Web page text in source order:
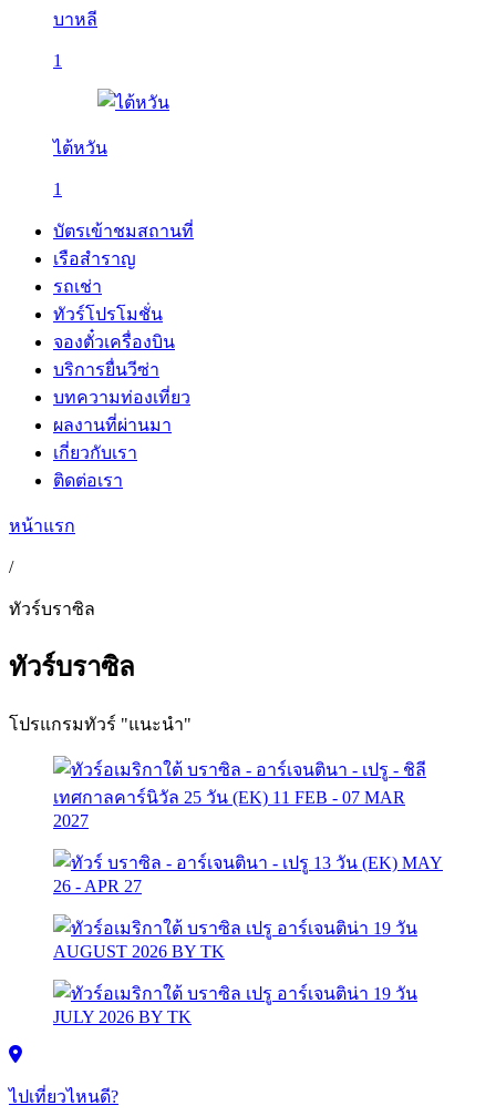
บาหลี
1
ไต้หวัน
1
บัตรเข้าชมสถานที่
เรือสำราญ
รถเช่า
ทัวร์โปรโมชั่น
จองตั๋วเครื่องบิน
บริการยื่นวีซ่า
บทความท่องเที่ยว
ผลงานที่ผ่านมา
เกี่ยวกับเรา
ติดต่อเรา
หน้าแรก
/
ทัวร์บราซิล
ทัวร์บราซิล
โปรแกรมทัวร์ "แนะนำ"
ไปเที่ยวไหนดี?